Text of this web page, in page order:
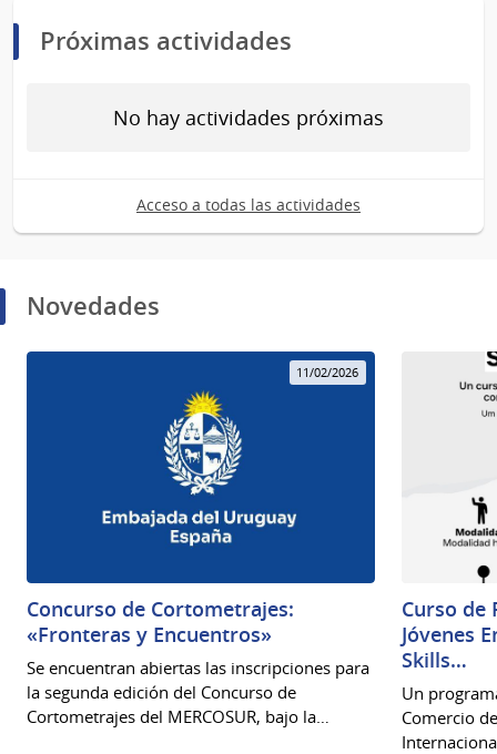
Próximas actividades
No hay actividades próximas
Acceso a todas las actividades
Novedades
11/02/2026
Concurso de Cortometrajes:
«Fronteras y Encuentros»
Se encuentran abiertas las inscripciones para
la segunda edición del Concurso de
Cortometrajes del MERCOSUR, bajo la…
Curso de
Jóvenes
Skills…
Un
Comercio